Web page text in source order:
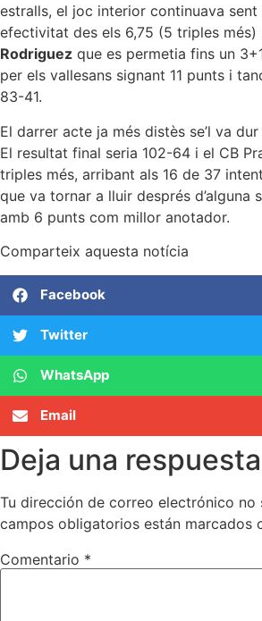
estralls, el joc interior continuava
efectivitat des els 6,75 (5 triples més)
Rodriguez que es permetia fins un
per els vallesans signant 11 punts i
83-41.
El darrer acte ja més distès se’l va
El resultat final seria 102-64 i el CB
triples més, arribant als 16 de 37
que va tornar a lluir després d’alguna
amb 6 punts com millor anotador.
Comparteix aquesta notícia
Facebook
Twitter
WhatsApp
Email
Deja una respuesta
Tu dirección de correo electrónico no
campos obligatorios están marcados
Comentario *